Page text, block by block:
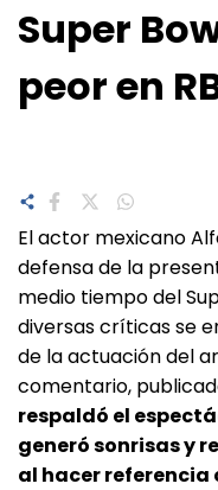
Super
peor en
El actor mexicano
defensa de la
medio tiempo del
diversas críticas se
de la actuación del
comentario,
respaldó el
generó sonrisas y
al hacer referencia